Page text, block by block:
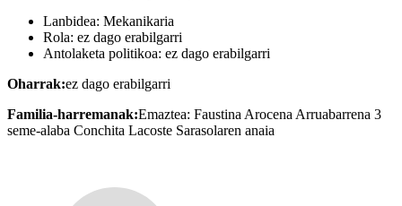
Lanbidea: Mekanikaria
Rola: ez dago erabilgarri
Antolaketa politikoa: ez dago erabilgarri
Oharrak:ez dago erabilgarri
Familia-harremanak:Emaztea: Faustina Arocena Arruabarrena 3
seme-alaba Conchita Lacoste Sarasolaren anaia